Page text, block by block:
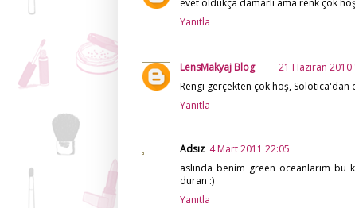
evet oldukça damarlı ama renk çok
Yanıtla
LensMakyaj Blog
21 Haziran 2010
Rengi gerçekten çok hoş, Solotica'dan
Yanıtla
Adsız 4 Mart 2011 22:05
aslında benim green oceanlarım
duran :)
Yanıtla